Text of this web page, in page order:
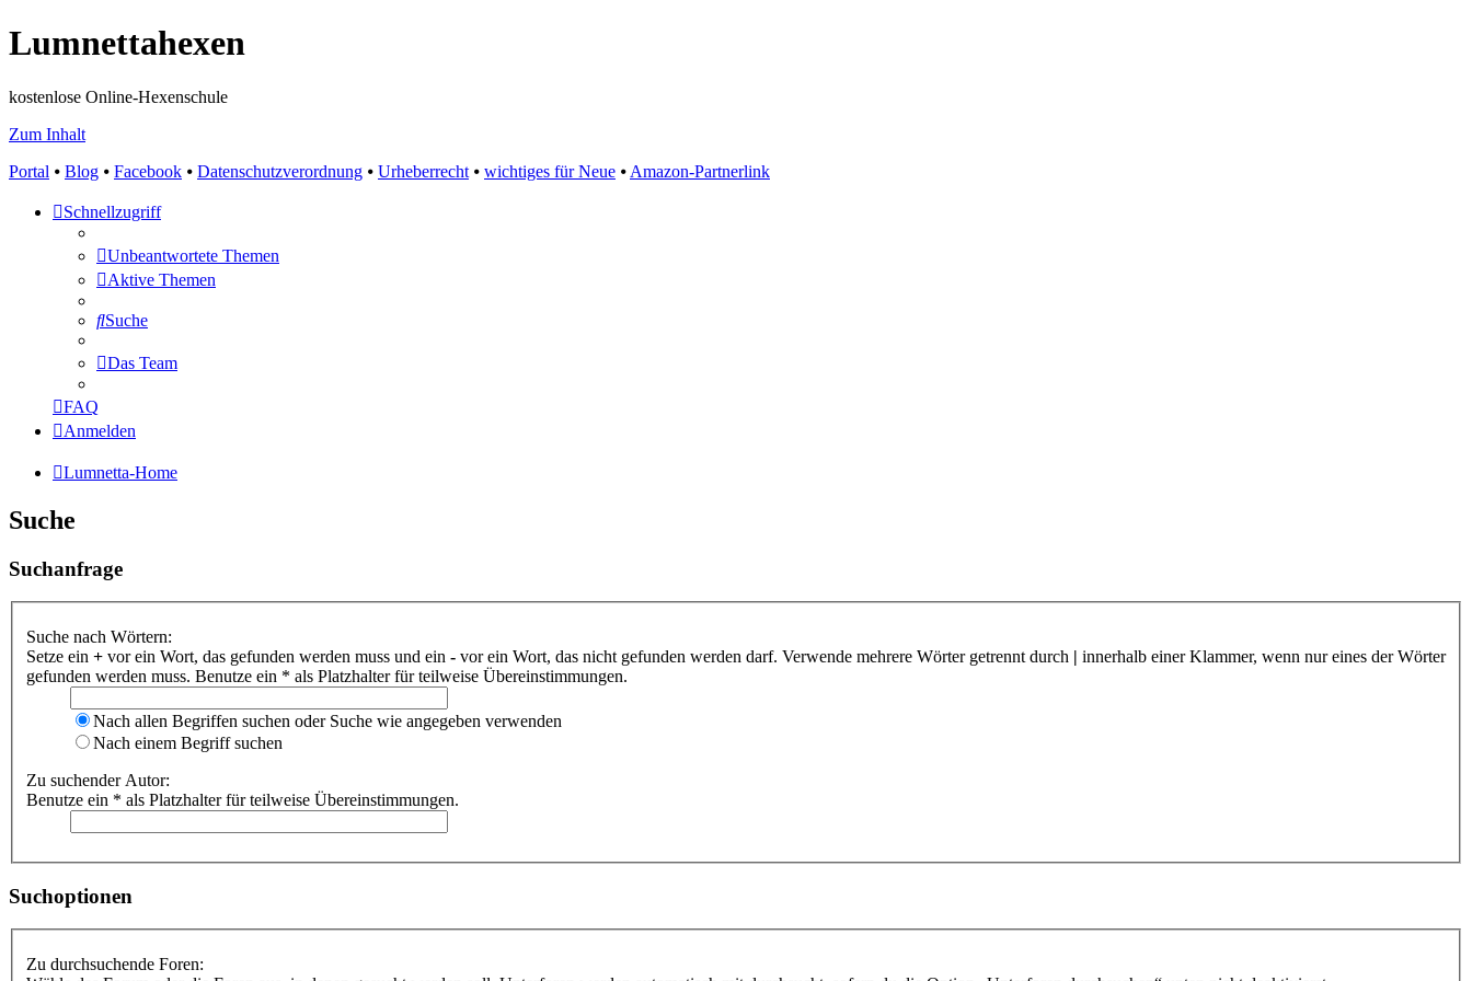
Lumnettahexen
kostenlose Online-Hexenschule
Zum Inhalt
Portal ⦁ Blog ⦁ Facebook ⦁ Datenschutzverordnung ⦁ Urheberrecht ⦁ wichtiges für Neue ⦁ Amazon-Partnerlink
Schnellzugriff
Unbeantwortete Themen
Aktive Themen
Suche
Das Team
FAQ
Anmelden
Lumnetta-Home
Suche
Suchanfrage
Suche nach Wörtern:
Setze ein + vor ein Wort, das gefunden werden muss und ein - vor ein Wort, das nicht gefunden werden darf. Verwende mehrere Wörter getrennt durch | innerhalb einer Klammer, wenn nur eines der Wörter
gefunden werden muss. Benutze ein * als Platzhalter für teilweise Übereinstimmungen.
Nach allen Begriffen suchen oder Suche wie angegeben verwenden
Nach einem Begriff suchen
Zu suchender Autor:
Benutze ein * als Platzhalter für teilweise Übereinstimmungen.
Suchoptionen
Zu durchsuchende Foren: